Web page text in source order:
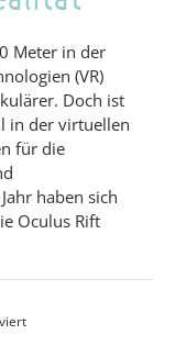
Meter in der
(VR)
Doch ist
in der virtuellen
für die
haben sich
Oculus Rift
für